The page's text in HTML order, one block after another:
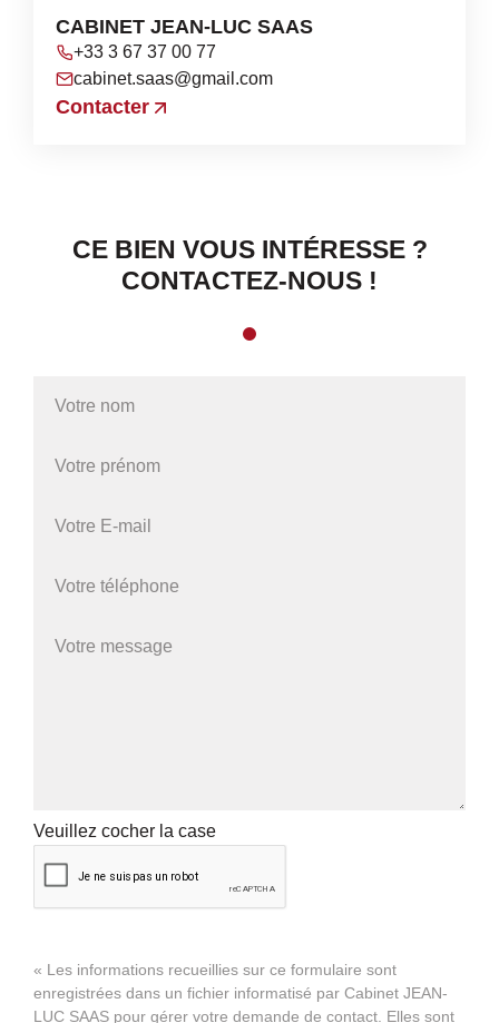
CABINET JEAN-LUC SAAS
+33 3 67 37 00 77
cabinet.saas@gmail.com
Contacter
CE BIEN VOUS INTÉRESSE ?
CONTACTEZ-NOUS !
Veuillez cocher la case
« Les informations recueillies sur ce formulaire sont
enregistrées dans un fichier informatisé par Cabinet JEAN-
LUC SAAS pour gérer votre demande de contact. Elles sont